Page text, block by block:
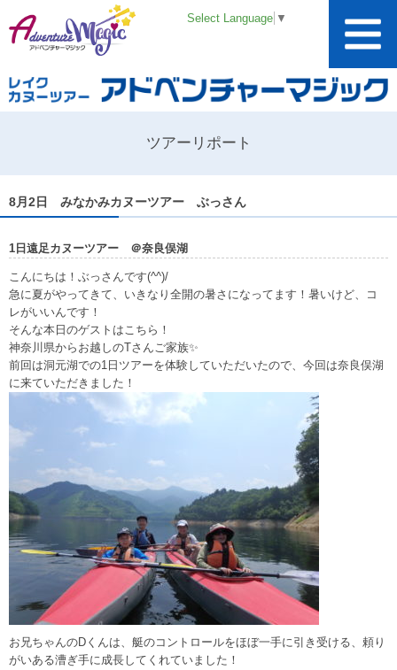
Select Language ▼
ツアーリポート
8月2日 みなかみカヌーツアー ぶっさん
1日遠足カヌーツアー ＠奈良俣湖
こんにちは！ぶっさんです(^^)/
急に夏がやってきて、いきなり全開の暑さになってます！暑いけど、コ
レがいいんです！
そんな本日のゲストはこちら！
神奈川県からお越しのTさんご家族✨
前回は洞元湖での1日ツアーを体験していただいたので、今回は奈良俣湖
に来ていただきました！
お兄ちゃんのDくんは、艇のコントロールをほぼ一手に引き受ける、頼り
がいある漕ぎ手に成長してくれていました！